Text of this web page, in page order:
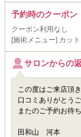
予約時のクーポン
クーポン利用なし
[施術メニュー] カット
サロンからの
この度はご来店頂
口コミありがとう
またのご予約お待
田和山 河本